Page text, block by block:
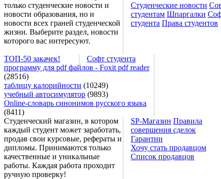
только студенческие новости и
новости образования, но и
новости всех граней студенческой
жизни. Выберите раздел, новости
которого вас интересуют.
Студенческие новости
студентам Шпаргалки
студента Права студентов
ТОП-50 закачек!
Софт студента
программу для pdf файлов - Foxit pdf reader
(28516)
таблицу калорийности (10249)
учебный автосимулятор (9893)
Online-словарь синонимов русского языка
(8411)
Студенческий магазин, в котором
каждый студент может заработать,
продав свои курсовые, рефераты и
дипломы. Принимаются только
качественные и уникальные
работы. Каждая работа проходит
ручную проверку!
SP-Магазин Правила
совершения сделок
Гарантии
Хочу стать продавцом
Список продавцов